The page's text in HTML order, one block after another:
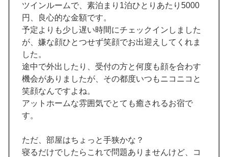
ツインルームで、素泊まり1泊ひとりあたり5000
円、良心的な金額です。
予定よりも少し遅い時間にチェックインしました
が、嫌な顔ひとつせず笑顔でお出迎えしてくれま
した。
途中で外出したり、受付の方と何度も顔を合わす
機会がありましたが、その都度いつもニコニコと
笑顔なんですよね。
アットホームな雰囲気でとても癒されるお宿で
す。
ただ、部屋はちょっと手狭かな？
寝るだけでしたらこれで問題ありませんけど、コ